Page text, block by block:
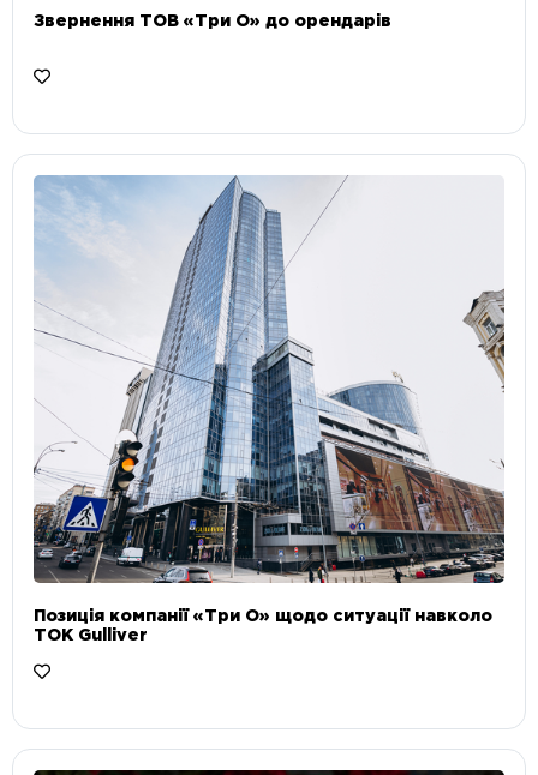
Звернення ТОВ «Три О» до орендарів
Позиція компанії «Три О» щодо ситуації навколо
ТОК Gulliver